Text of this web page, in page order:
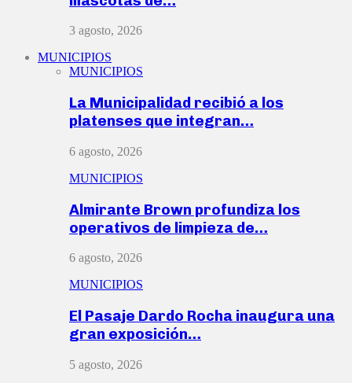
3 agosto, 2026
MUNICIPIOS
MUNICIPIOS
La Municipalidad recibió a los
platenses que integran…
6 agosto, 2026
MUNICIPIOS
Almirante Brown profundiza los
operativos de limpieza de…
6 agosto, 2026
MUNICIPIOS
El Pasaje Dardo Rocha inaugura una
gran exposición…
5 agosto, 2026